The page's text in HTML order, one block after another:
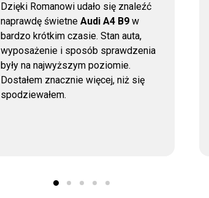
Dzięki Romanowi udało się znaleźć
naprawdę świetne Audi A4 B9 w
bardzo krótkim czasie. Stan auta,
wyposażenie i sposób sprawdzenia
były na najwyższym poziomie.
Dostałem znacznie więcej, niż się
spodziewałem.